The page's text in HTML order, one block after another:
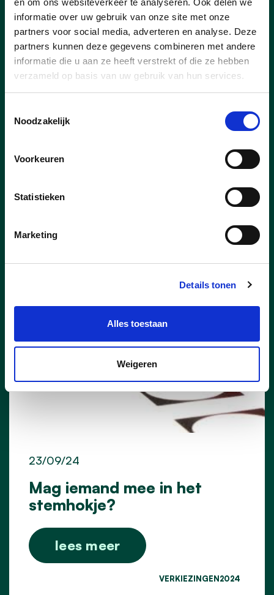
informatie over uw gebruik van onze site met onze
partners voor social media, adverteren en analyse. Deze
partners kunnen deze gegevens combineren met andere
informatie die u aan ze heeft verstrekt of die ze hebben
verzameld op basis van uw gebruik van hun services.
Noodzakelijk
Voorkeuren
Statistieken
Marketing
Details tonen
Alles toestaan
Weigeren
Fietsveiligheid Achterdreef
25/06/25
Met de CD&V – fractie hebben we reeds
herhaaldelijk gehamerd op de onveiligheid
VEILIGOPWEGINLAARNE
Mag iemand mee in het
stemhokje?
23/09/24
lees meer
VERKIEZINGEN2024